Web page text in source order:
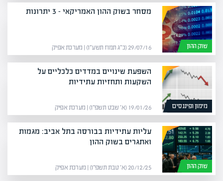
שוק ההון
מסחר בשוק ההון האמריקאי – 3 יתרונות
29/07/16 (כ״ג תמוז תשע״ו) | מערכת אפיק
מימון ופיננסים
השפעת שינויים במדדים כלכליים על
השקעות ותחזיות עתידיות
19/01/26 (א׳ שבט תשפ״ו) | מערכת אפיק
שוק ההון
עליות עתידיות בבורסה בתל אביב: מגמות
ואתגרים בשוק ההון
20/12/25 (א׳ טבת תשפ״ו) | מערכת אפיק